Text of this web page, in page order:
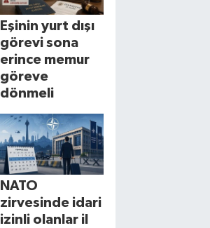
Eşinin yurt dışı
görevi sona
erince memur
göreve
dönmeli
NATO
zirvesinde idari
izinli olanlar il